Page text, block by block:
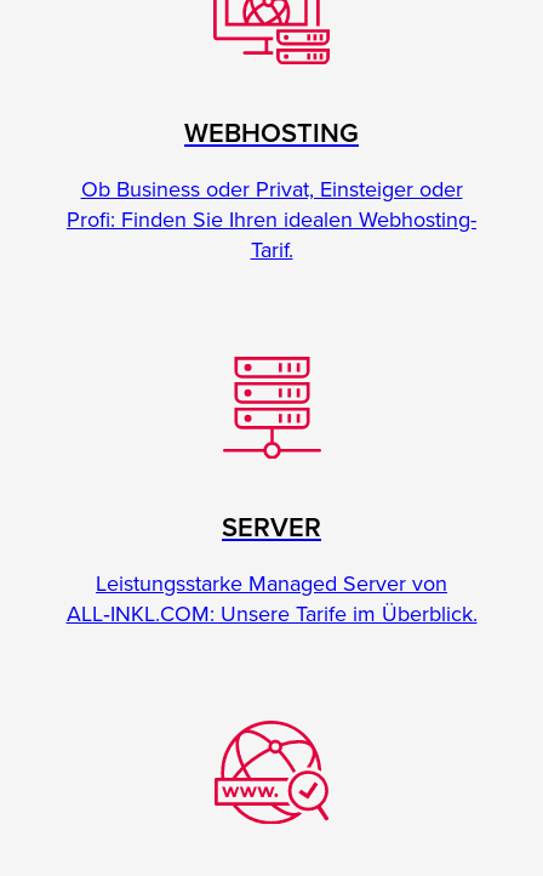
WEBHOSTING
Ob Business oder Privat, Einsteiger oder
Profi: Finden Sie Ihren idealen Webhosting-
Tarif.
SERVER
Leistungsstarke Managed Server von
ALL‑INKL.COM: Unsere Tarife im Überblick.